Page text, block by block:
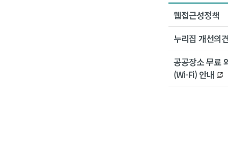
웹접근성정책
누리집 개선의
공공장소 무료
(Wi-Fi) 안내